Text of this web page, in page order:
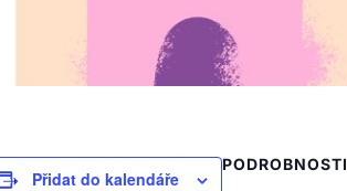
Přidat do kalendáře
PODROBNOSTI